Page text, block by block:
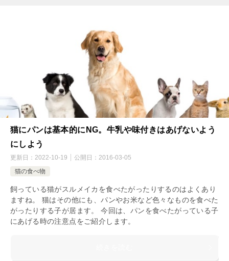
猫にパンは基本的にNG。牛乳や味付きはあげないよう
にしよう
更新日： 2022-10-19 公開日： 2016-03-05
猫の食べ物
飼っている猫がスルメイカを食べたがったりするのはよくあり
ますね。 猫はその他にも、パンやお米など色々なものを食べた
がったりする子が居ます。 今回は、パンを食べたがっている子
にあげる時の注意点をご紹介します。